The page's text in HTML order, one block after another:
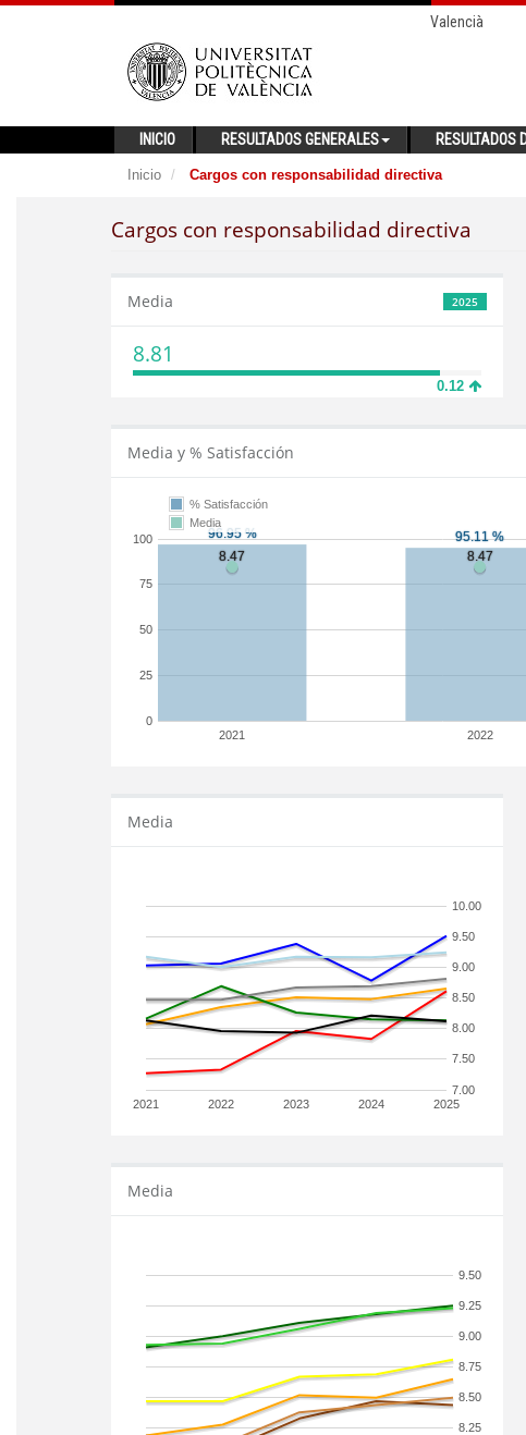
Valencià
INICIO RESULTADOS GENERALES RESULTADOS
Inicio Cargos con responsabilidad directiva
Cargos con responsabilidad directiva
2025
Media
8.81
0.12
Media y % Satisfacción
2021 2022
0
25
50
75
100
% Satisfacción
Media
Media
2021 2022 2023 2024 2025
7.00
7.50
8.00
8.50
9.00
9.50
10.00
Media
8.25
8.50
8.75
9.00
9.25
9.50